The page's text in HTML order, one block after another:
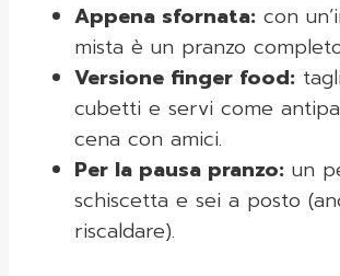
Appena sfornata: con
mista è un pranzo
Versione finger food:
cubetti e servi come
cena con amici.
Per la pausa pranzo: un
schiscetta e sei a posto
riscaldare).